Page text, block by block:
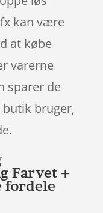
kan være
at købe
varerne
sparer de
bruger,
Farvet +
fordele